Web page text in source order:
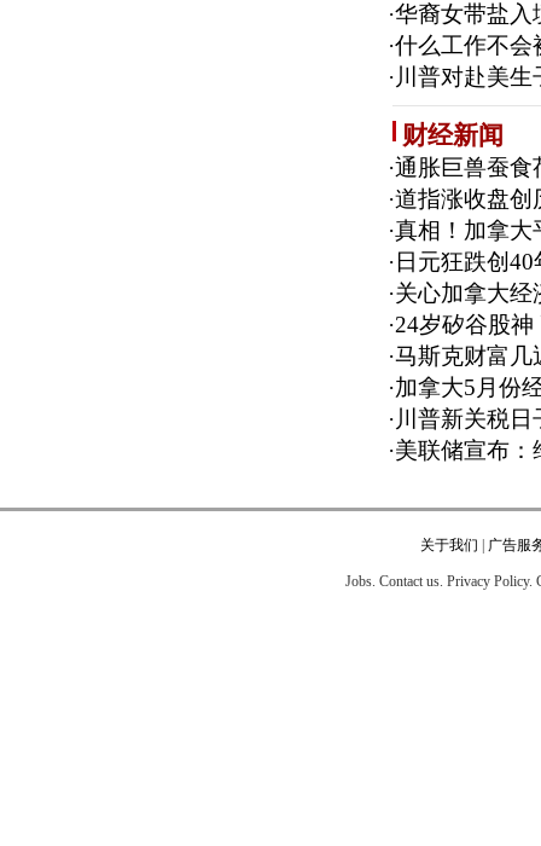
·华裔女带盐入
·什么工作不会
·川普对赴美
财经新闻
·通胀巨兽蚕食
·道指涨收盘创
·真相！加拿大
· 日元狂跌创
·关心加拿大经
·24岁矽谷股
·马斯克财富几
·加拿大5月份
·川普新关税
·美联储宣布：
关于我们 广告服
Jobs. Contact us. Privacy